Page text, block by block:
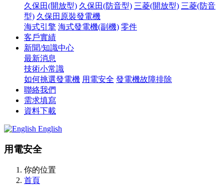
久保田(開放型) 久保田(防音型) 三菱(開放型) 三菱(防音
型) 久保田原裝發電機
海式引擎 海式發電機(副機) 零件
客戶實績
新聞/知識中心
最新消息
技術小常識
如何挑選發電機 用電安全 發電機故障排除
聯絡我們
需求填寫
資料下載
English
用電安全
你的位置
首頁